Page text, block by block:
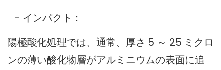
- インパクト：
陽極酸化処理では、通常、厚さ 5 ～ 25 ミクロ
ンの薄い酸化物層がアルミニウムの表面に追